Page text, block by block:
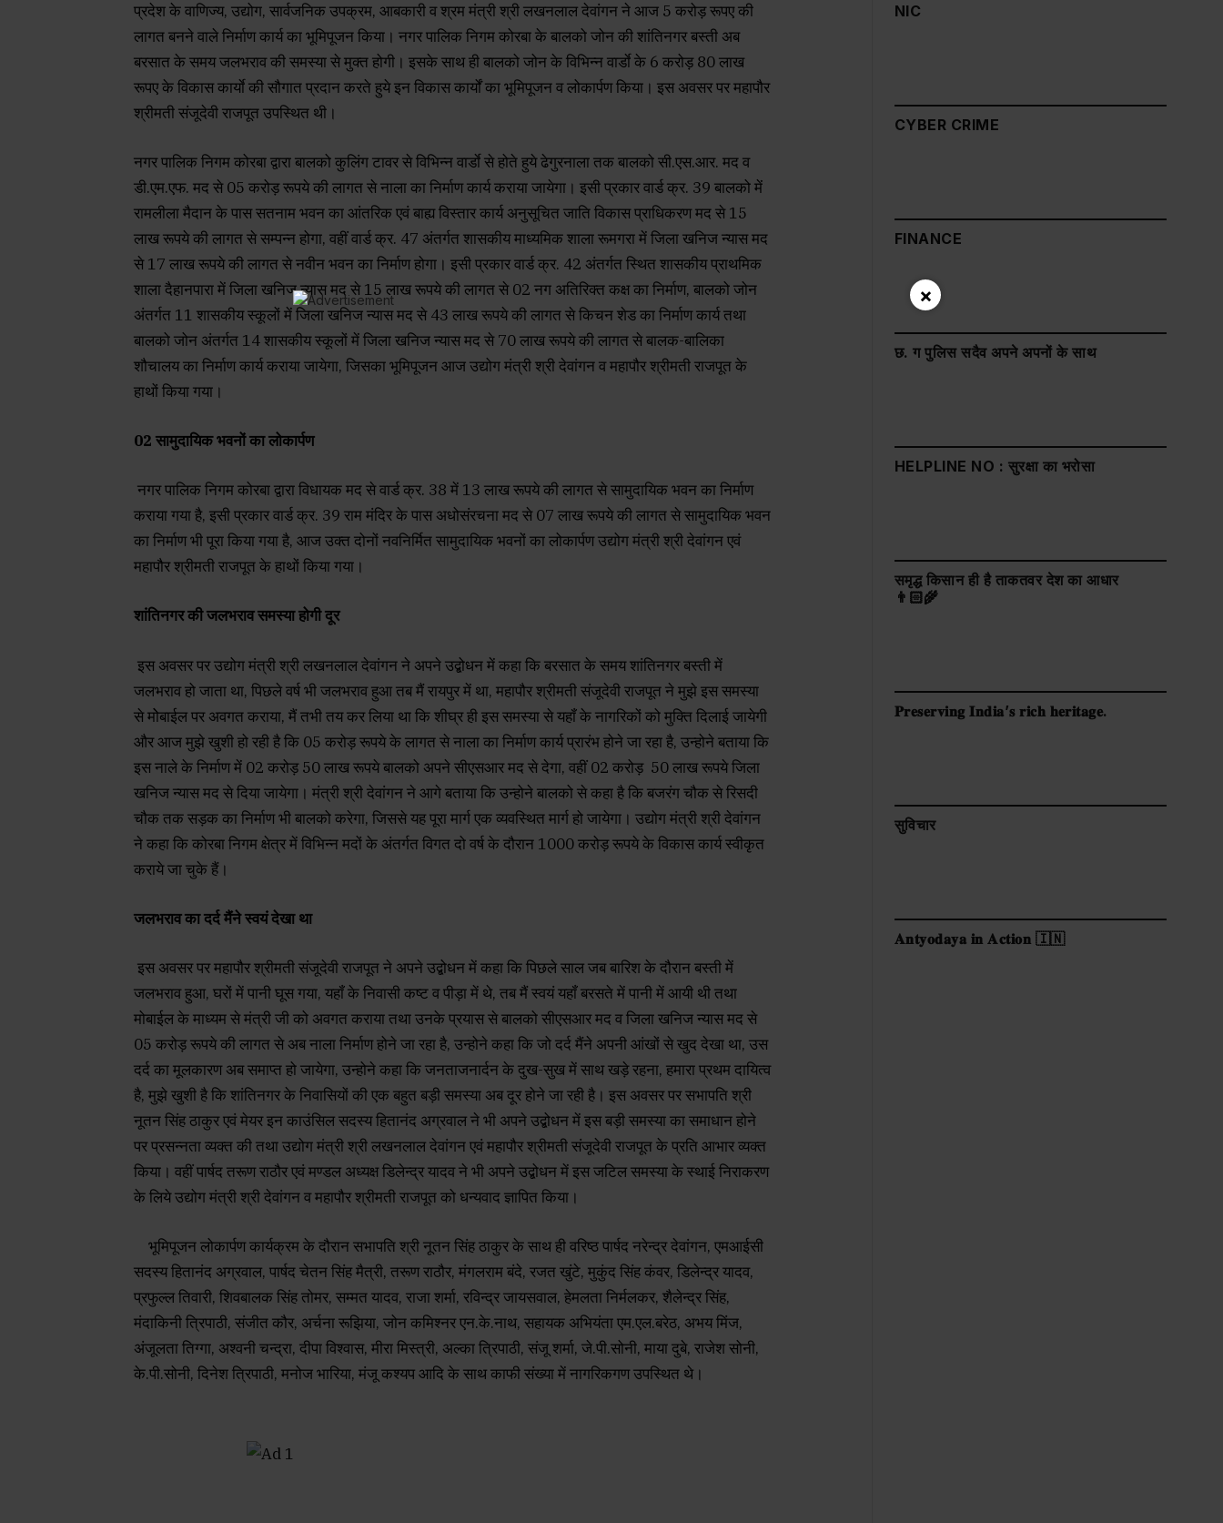
प्रदेश के वाणिज्य, उद्योग, सार्वजनिक उपक्रम, आबकारी व श्रम मंत्री श्री लखनलाल देवांगन ने आज 5 करोड़ रूपए की
लागत बनने वाले निर्माण कार्य का भूमिपूजन किया। नगर पालिक निगम कोरबा के बालको जोन की शांतिनगर बस्ती अब
बरसात के समय जलभराव की समस्या से मुक्त होगी। इसके साथ ही बालको जोन के विभिन्न वार्डाे के 6 करोड़ 80 लाख
रूपए के विकास कार्याे की सौगात प्रदान करते हुये इन विकास कार्यों का भूमिपूजन व लोकार्पण किया। इस अवसर पर महापौर
श्रीमती संजूदेवी राजपूत उपस्थित थी।
नगर पालिक निगम कोरबा द्वारा बालको कुलिंग टावर से विभिन्न वार्डाे से होते हुये ढेगुरनाला तक बालको सी.एस.आर. मद व
डी.एम.एफ. मद से 05 करोड़ रूपये की लागत से नाला का निर्माण कार्य कराया जायेगा। इसी प्रकार वार्ड क्र. 39 बालको में
रामलीला मैदान के पास सतनाम भवन का आंतरिक एवं बाह्य विस्तार कार्य अनुसूचित जाति विकास प्राधिकरण मद से 15
लाख रूपये की लागत से सम्पन्न होगा, वहीं वार्ड क्र. 47 अंतर्गत शासकीय माध्यमिक शाला रूमगरा में जिला खनिज न्यास मद
से 17 लाख रूपये की लागत से नवीन भवन का निर्माण होगा। इसी प्रकार वार्ड क्र. 42 अंतर्गत स्थित शासकीय प्राथमिक
शाला दैहानपारा में जिला खनिज न्यास मद से 15 लाख रूपये की लागत से 02 नग अतिरिक्त कक्ष का निर्माण, बालको जोन
अंतर्गत 11 शासकीय स्कूलों में जिला खनिज न्यास मद से 43 लाख रूपये की लागत से किचन शेड का निर्माण कार्य तथा
बालको जोन अंतर्गत 14 शासकीय स्कूलों में जिला खनिज न्यास मद से 70 लाख रूपये की लागत से बालक-बालिका
शौचालय का निर्माण कार्य कराया जायेगा, जिसका भूमिपूजन आज उद्योग मंत्री श्री देवांगन व महापौर श्रीमती राजपूत के
हाथों किया गया।
02 सामुदायिक भवनों का लोकार्पण
नगर पालिक निगम कोरबा द्वारा विधायक मद से वार्ड क्र. 38 में 13 लाख रूपये की लागत से सामुदायिक भवन का निर्माण
कराया गया है, इसी प्रकार वार्ड क्र. 39 राम मंदिर के पास अधोसंरचना मद से 07 लाख रूपये की लागत से सामुदायिक भवन
का निर्माण भी पूरा किया गया है, आज उक्त दोनों नवनिर्मित सामुदायिक भवनों का लोकार्पण उद्योग मंत्री श्री देवांगन एवं
महापौर श्रीमती राजपूत के हाथों किया गया।
शांतिनगर की जलभराव समस्या होगी दूर
इस अवसर पर उद्योग मंत्री श्री लखनलाल देवांगन ने अपने उद्बोधन में कहा कि बरसात के समय शांतिनगर बस्ती में
जलभराव हो जाता था, पिछले वर्ष भी जलभराव हुआ तब मैं रायपुर में था, महापौर श्रीमती संजूदेवी राजपूत ने मुझे इस समस्या
से मोेबाईल पर अवगत कराया, मैं तभी तय कर लिया था कि शीघ्र ही इस समस्या से यहॉं के नागरिकों को मुक्ति दिलाई जायेगी
और आज मुझे खुशी हो रही है कि 05 करोड़ रूपये के लागत से नाला का निर्माण कार्य प्रारंभ होने जा रहा है, उन्होने बताया कि
इस नाले के निर्माण में 02 करोड़ 50 लाख रूपये बालको अपने सीएसआर मद से देगा, वहीं 02 करोड़ 50 लाख रूपये जिला
खनिज न्यास मद से दिया जायेगा। मंत्री श्री देवांगन ने आगे बताया कि उन्होने बालको से कहा है कि बजरंग चौक से रिसदी
चौक तक सड़क का निर्माण भी बालको करेगा, जिससे यह पूरा मार्ग एक व्यवस्थित मार्ग हो जायेगा। उद्योग मंत्री श्री देवांगन
ने कहा कि कोरबा निगम क्षेत्र में विभिन्न मदों के अंतर्गत विगत दो वर्ष के दौरान 1000 करोड़ रूपये के विकास कार्य स्वीकृत
कराये जा चुके हैं।
जलभराव का दर्द मैंने स्वयं देखा था
इस अवसर पर महापौर श्रीमती संजूदेवी राजपूत ने अपने उद्बोधन में कहा कि पिछले साल जब बारिश के दौरान बस्ती में
जलभराव हुआ, घरों में पानी घूस गया, यहॉं के निवासी कष्ट व पीड़ा में थे, तब मैं स्वयं यहॉं बरसते में पानी में आयी थी तथा
मोबाईल के माध्यम से मंत्री जी को अवगत कराया तथा उनके प्रयास से बालको सीएसआर मद व जिला खनिज न्यास मद से
05 करोड़ रूपये की लागत से अब नाला निर्माण होने जा रहा है, उन्होने कहा कि जो दर्द मैंने अपनी आंखों से खुद देखा था, उस
दर्द का मूलकारण अब समाप्त हो जायेगा, उन्होने कहा कि जनताजनार्दन के दुख-सुख में साथ खड़े रहना, हमारा प्रथम दायित्व
है, मुझे खुशी है कि शांतिनगर के निवासियों की एक बहुत बड़ी समस्या अब दूर होने जा रही है। इस अवसर पर सभापति श्री
नूतन सिंह ठाकुर एवं मेयर इन काउंसिल सदस्य हितानंद अग्रवाल ने भी अपने उद्बोधन में इस बड़ी समस्या का समाधान होने
पर प्रसन्नता व्यक्त की तथा उद्योग मंत्री श्री लखनलाल देवांगन एवं महापौर श्रीमती संजूदेवी राजपूत के प्रति आभार व्यक्त
किया। वहीं पार्षद तरूण राठौर एवं मण्डल अध्यक्ष डिलेन्द्र यादव ने भी अपने उद्बोधन में इस जटिल समस्या के स्थाई निराकरण
के लिये उद्योग मंत्री श्री देवांगन व महापौर श्रीमती राजपूत को धन्यवाद ज्ञापित किया।
भूमिपूजन लोकार्पण कार्यक्रम के दौरान सभापति श्री नूतन सिंह ठाकुर के साथ ही वरिष्ठ पार्षद नरेन्द्र देवांगन, एमआईसी
सदस्य हितानंद अग्रवाल, पार्षद चेतन सिंह मैत्री, तरूण राठौर, मंगलराम बंदे, रजत खुंटे, मुकुंद सिंह कंवर, डिलेन्द्र यादव,
प्रफुल्ल तिवारी, शिवबालक सिंह तोमर, सम्मत यादव, राजा शर्मा, रविन्द्र जायसवाल, हेमलता निर्मलकर, शैलेन्द्र सिंह,
मंदाकिनी त्रिपाठी, संजीत कौर, अर्चना रूझिया, जोन कमिश्नर एन.के.नाथ, सहायक अभियंता एम.एल.बरेठ, अभय मिंज,
अंजूलता तिग्गा, अश्वनी चन्द्रा, दीपा विश्वास, मीरा मिस्त्री, अल्का त्रिपाठी, संजू शर्मा, जे.पी.सोनी, माया दुबे, राजेश सोनी,
के.पी.सोनी, दिनेश त्रिपाठी, मनोज भारिया, मंजू कश्यप आदि के साथ काफी संख्या में नागरिकगण उपस्थित थे।
NIC
CYBER CRIME
FINANCE
छ. ग पुलिस सदैव अपने अपनों के साथ
HELPLINE NO : सुरक्षा का भरोसा
समृद्ध किसान ही है ताकतवर देश का आधार
👨🏻‍🌾
𝐏𝐫𝐞𝐬𝐞𝐫𝐯𝐢𝐧𝐠 𝐈𝐧𝐝𝐢𝐚’𝐬 𝐫𝐢𝐜𝐡 𝐡𝐞𝐫𝐢𝐭𝐚𝐠𝐞.
सुविचार
𝐀𝐧𝐭𝐲𝐨𝐝𝐚𝐲𝐚 𝐢𝐧 𝐀𝐜𝐭𝐢𝐨𝐧 🇮🇳
×